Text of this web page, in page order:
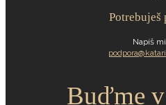
Potrebuješ
Napíš
Buďme